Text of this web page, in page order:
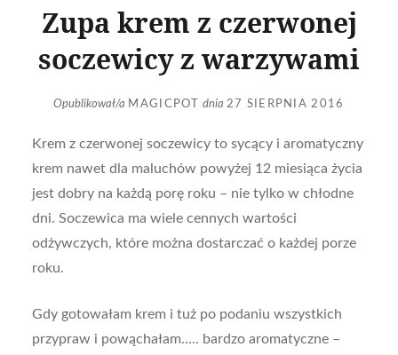
Zupa krem z czerwonej
soczewicy z warzywami
Opublikował/a MAGICPOT dnia 27 SIERPNIA 2016
Krem z czerwonej soczewicy to sycący i aromatyczny
krem nawet dla maluchów powyżej 12 miesiąca życia
jest dobry na każdą porę roku – nie tylko w chłodne
dni. Soczewica ma wiele cennych wartości
odżywczych, które można dostarczać o każdej porze
roku.
Gdy gotowałam krem i tuż po podaniu wszystkich
przypraw i powąchałam….. bardzo aromatyczne –